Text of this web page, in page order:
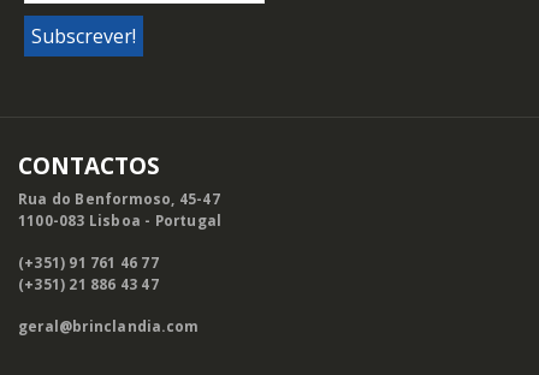
CONTACTOS
Rua do Benformoso, 45-47
1100-083 Lisboa - Portugal
(+351) 91 761 46 77
(+351) 21 886 43 47
geral@brinclandia.com